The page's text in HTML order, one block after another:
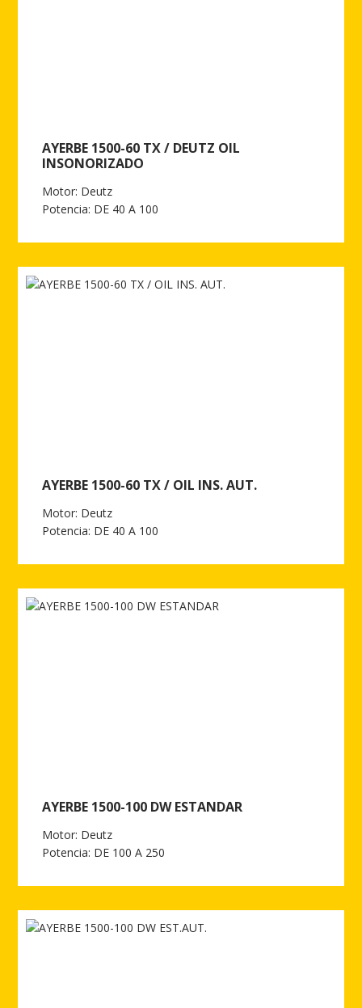
AYERBE 1500-60 TX / DEUTZ OIL
INSONORIZADO
Motor: Deutz
Potencia: DE 40 A 100
AYERBE 1500-60 TX / OIL INS. AUT.
Motor: Deutz
Potencia: DE 40 A 100
AYERBE 1500-100 DW ESTANDAR
Motor: Deutz
Potencia: DE 100 A 250